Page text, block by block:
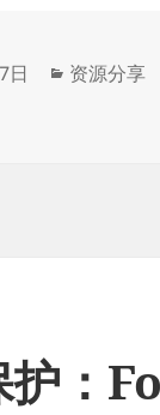
日
分
资源分享
景芳
护：